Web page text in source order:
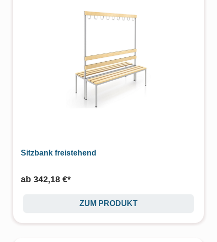
Sitzbank freistehend
ab 342,18 €*
ZUM PRODUKT